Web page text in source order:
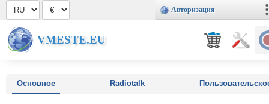
Авторизация
VMESTE.EU
Основное Radiotalk